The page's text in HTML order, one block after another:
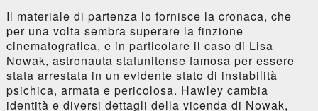
Il materiale di partenza lo fornisce la cronaca, che
per una volta sembra superare la finzione
cinematografica, e in particolare il caso di Lisa
Nowak, astronauta statunitense famosa per essere
stata arrestata in un evidente stato di instabilità
psichica, armata e pericolosa. Hawley cambia
identità e diversi dettagli della vicenda di Nowak,